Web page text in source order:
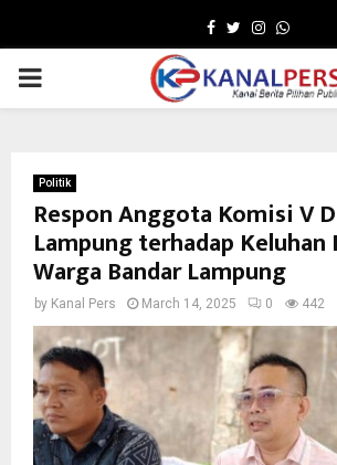
Facebook
TwitterInstagram
PRIMARY
Politik
Respon Anggota Komisi V
Lampung terhadap Keluhan
Warga Bandar Lampung
by Kanal Pers March 14, 2025 0 442